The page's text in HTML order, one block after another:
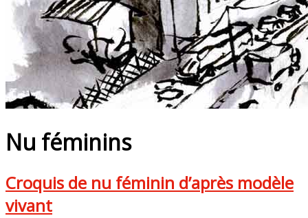
Nu féminins
Croquis de nu féminin d’après modèle
vivant